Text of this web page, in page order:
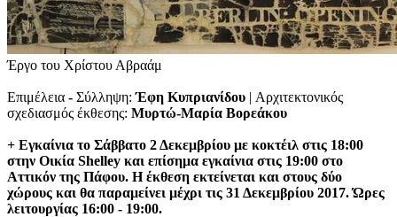
Έργο του Χρίστου Αβραάμ
Επιμέλεια - Σύλληψη:Έφη Κυπριανίδου | Αρχιτεκτονικός
σχεδιασμός έκθεσης: Μυρτώ-Μαρία Βορεάκου
+ Εγκαίνια το Σάββατο 2 Δεκεμβρίου με κοκτέιλ στις 18:00
στην Οικία Shelley και επίσημα εγκαίνια στις 19:00 στo
Αττικόν της Πάφου. Η έκθεση εκτείνεται και στους δύο
χώρους και θα παραμείνει μέχρι τις 31 Δεκεμβρίου 2017. Ώρες
λειτουργίας 16:00 - 19:00.